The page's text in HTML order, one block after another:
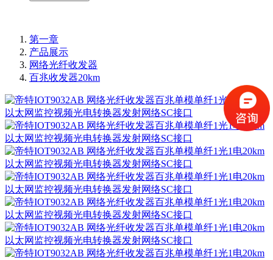
第一章
产品展示
网络光纤收发器
百兆收发器20km